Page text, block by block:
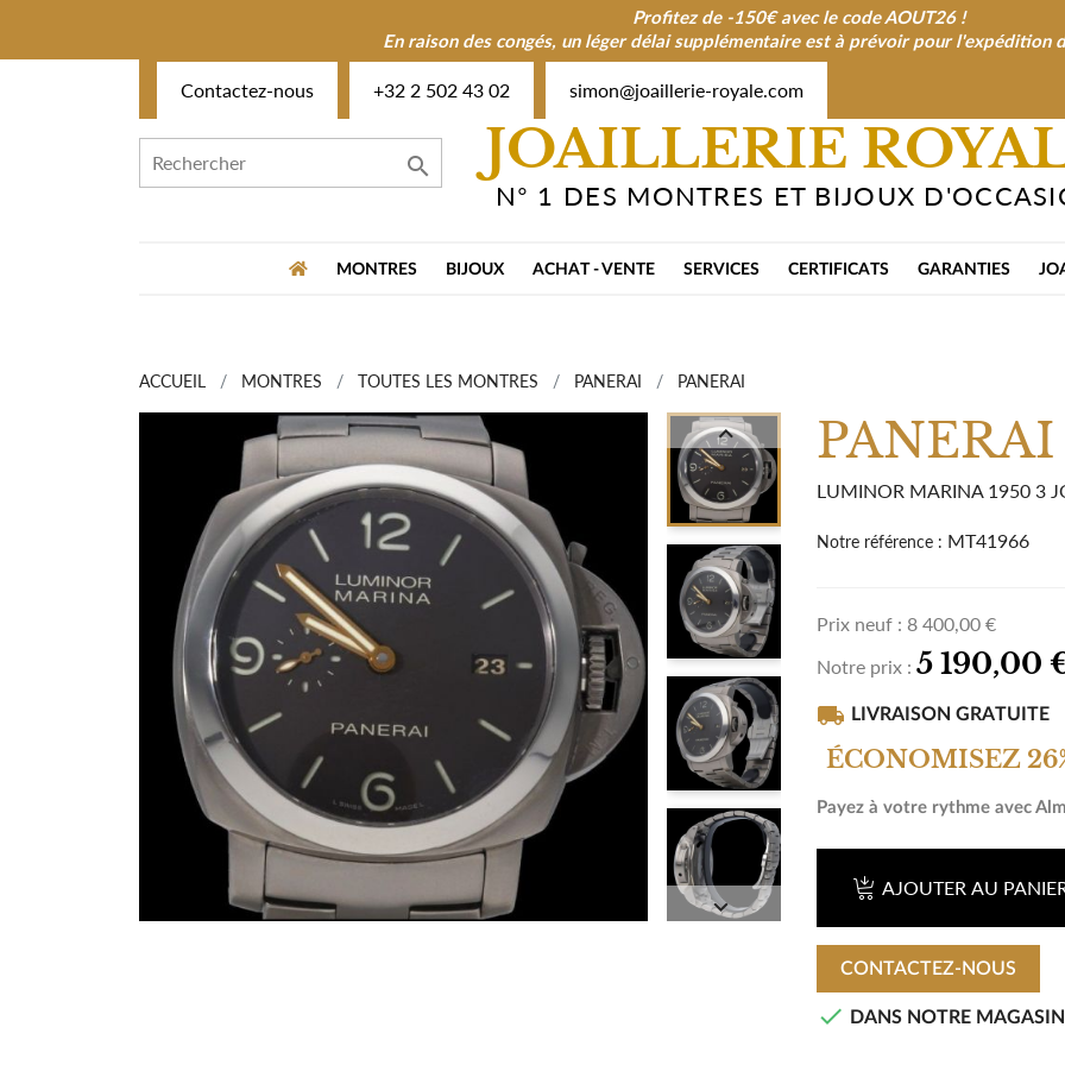
Profitez de -150€ avec le code AOUT26 !
En raison des congés, un léger délai supplémentaire est à prévoir pour l'expédition
Contactez-nous +32 2 502 43 02 simon@joaillerie-royale.com
 JOAILLERIE
N° 1 DES MONTRES ET BIJOUX
MONTRES BIJOUX ACHAT - VENTE SERVICES CERTIFICATS GARANTIES
ACCUEIL MONTRES TOUTES LES MONTRES PANERAI PANERAI

 PANERAI
LUMINOR MARINA 1950 3
Notre référence : MT41966
Prix neuf : 8 400,00 €
Notre prix : 5 190,00
local_shipping LIVRAISON GRATUITE
ÉCONOMISEZ
Payez à votre rythme avec
AJOUTER AU
CONTACTEZ-NOUS
 DANS NOTRE MAGASIN